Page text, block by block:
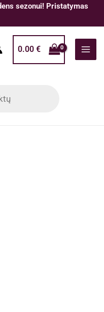
sezonui! Pristatymas
0.00 €